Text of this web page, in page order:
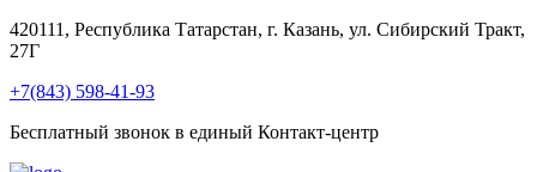
420111, Республика Татарстан, г. Казань, ул. Сибирский Тракт,
27Г
+7(843) 598-41-93
Бесплатный звонок в единый Контакт-центр